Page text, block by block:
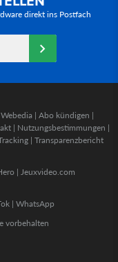
direkt ins Postfach
| Abo kündigen |
| Nutzungsbestimmungen |
| Transparenzbericht
| Jeuxvideo.com
| WhatsApp
vorbehalten